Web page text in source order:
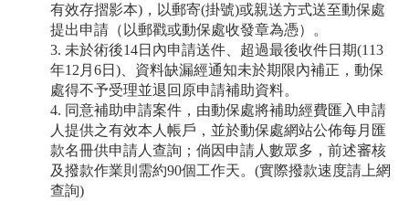
有效存摺影本)，以郵寄(掛號)或親送方式送至動保處
提出申請（以郵戳或動保處收發章為憑）。
3. 未於術後14日內申請送件、超過最後收件日期(113
年12月6日)、資料缺漏經通知未於期限內補正，動保
處得不予受理並退回原申請補助資料。
4. 同意補助申請案件，由動保處將補助經費匯入申請
人提供之有效本人帳戶，並於動保處網站公佈每月匯
款名冊供申請人查詢；倘因申請人數眾多，前述審核
及撥款作業則需約90個工作天。(實際撥款速度請上網
查詢)